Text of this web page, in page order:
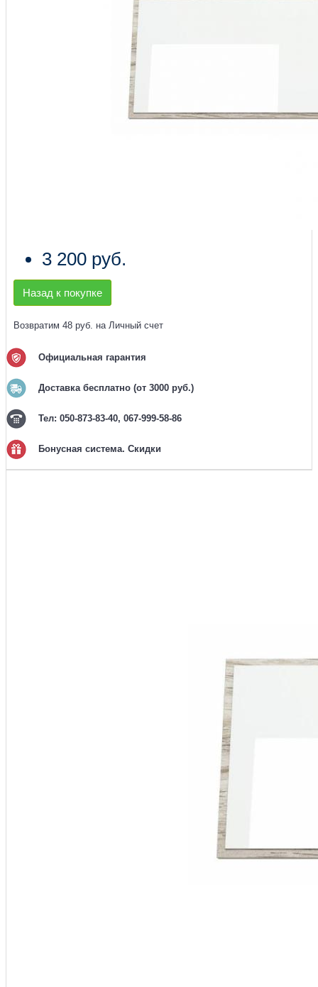
3 200 руб.
Назад к покупке
Возвратим 48 руб. на Личный счет
Официальная гарантия
Доставка бесплатно (от 3000 руб.)
Тел: 050-873-83-40, 067-999-58-86
Бонусная система. Скидки